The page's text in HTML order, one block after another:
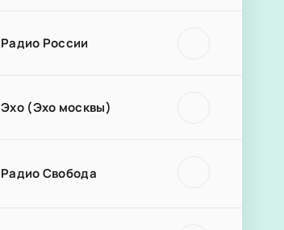
Радио России
Эхо (Эхо москвы)
Радио Свобода